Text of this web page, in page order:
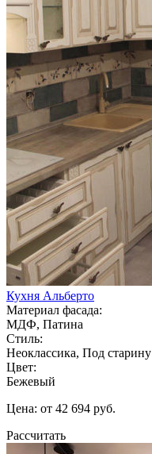
Кухня Альберто
Материал фасада:
МДФ, Патина
Стиль:
Неоклассика, Под старину
Цвет:
Бежевый
Цена: от 42 694 руб.
Рассчитать